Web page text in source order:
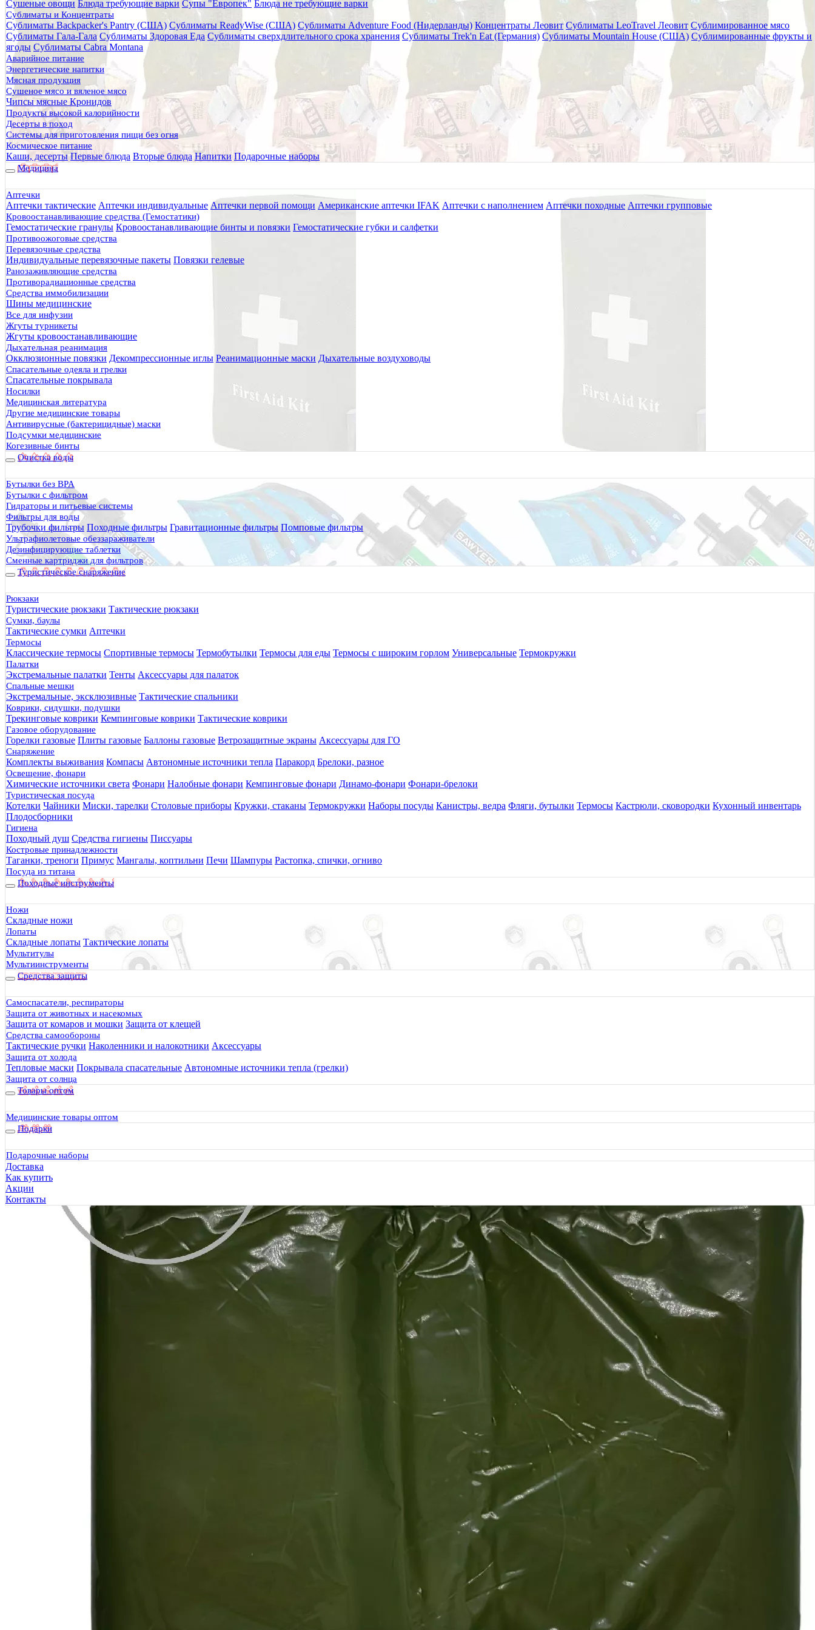
Сушеные овощи Блюда требующие варки Супы "Европек" Блюда не требующие варки
Сублиматы и Концентраты
Сублиматы Backpacker's Pantry (США) Сублиматы ReadyWise (США) Сублиматы Adventure Food (Нидерланды) Концентраты Леовит Сублиматы LeoTravel Леовит Сублимированное мясо
Сублиматы Гала-Гала Сублиматы Здоровая Еда Сублиматы сверхдлительного срока хранения Сублиматы Trek'n Eat (Германия) Сублиматы Mountain House (США) Сублимированные фрукты и
ягоды Сублиматы Cabra Montana
Аварийное питание
Энергетические напитки
Мясная продукция
Сушеное мясо и вяленое мясо
Чипсы мясные Кронидов
Продукты высокой калорийности
Десерты в поход
Системы для приготовления пищи без огня
Космическое питание
Каши, десерты Первые блюда Вторые блюда Напитки Подарочные наборы
Медицина
Аптечки
Аптечки тактические Аптечки индивидуальные Аптечки первой помощи Американские аптечки IFAK Аптечки с наполнением Аптечки походные Аптечки групповые
Кровоостанавливающие средства (Гемостатики)
Гемостатические гранулы Кровоостанавливающие бинты и повязки Гемостатические губки и салфетки
Противоожоговые средства
Перевязочные средства
Индивидуальные перевязочные пакеты Повязки гелевые
Ранозаживляющие средства
Противорадиационные средства
Средства иммобилизации
Шины медицинские
Все для инфузии
Жгуты турникеты
Жгуты кровоостанавливающие
Дыхательная реанимация
Окклюзионные повязки Декомпрессионные иглы Реанимационные маски Дыхательные воздуховоды
Спасательные одеяла и грелки
Спасательные покрывала
Носилки
Медицинская литература
Другие медицинские товары
Антивирусные (бактерицидные) маски
Подсумки медицинские
Когезивные бинты
Очистка воды
Бутылки без BPA
Бутылки с фильтром
Гидраторы и питьевые системы
Фильтры для воды
Трубочки фильтры Походные фильтры Гравитационные фильтры Помповые фильтры
Ультрафиолетовые обеззараживатели
Дезинфицирующие таблетки
Сменные картриджи для фильтров
Туристическое снаряжение
Рюкзаки
Туристические рюкзаки Тактические рюкзаки
Сумки, баулы
Тактические сумки Аптечки
Термосы
Классические термосы Спортивные термосы Термобутылки Термосы для еды Термосы с широким горлом Универсальные Термокружки
Палатки
Экстремальные палатки Тенты Аксессуары для палаток
Спальные мешки
Экстремальные, эксклюзивные Тактические спальники
Коврики, сидушки, подушки
Трекинговые коврики Кемпинговые коврики Тактические коврики
Газовое оборудование
Горелки газовые Плиты газовые Баллоны газовые Ветрозащитные экраны Аксессуары для ГО
Снаряжение
Комплекты выживания Компасы Автономные источники тепла Паракорд Брелоки, разное
Освещение, фонари
Химические источники света Фонари Налобные фонари Кемпинговые фонари Динамо-фонари Фонари-брелоки
Туристическая посуда
Котелки Чайники Миски, тарелки Столовые приборы Кружки, стаканы Термокружки Наборы посуды Канистры, ведра Фляги, бутылки Термосы Кастрюли, сковородки Кухонный инвентарь
Плодосборники
Гигиена
Походный душ Средства гигиены Писсуары
Костровые принадлежности
Таганки, треноги Примус Мангалы, коптильни Печи Шампуры Растопка, спички, огниво
Посуда из титана
Походные инструменты
Ножи
Складные ножи
Лопаты
Складные лопаты Тактические лопаты
Мультитулы
Мультиинструменты
Средства защиты
Самоспасатели, респираторы
Защита от животных и насекомых
Защита от комаров и мошки Защита от клещей
Средства самообороны
Тактические ручки Наколенники и налокотники Аксессуары
Защита от холода
Тепловые маски Покрывала спасательные Автономные источники тепла (грелки)
Защита от солнца
Товары оптом
Медицинские товары оптом
Подарки
Подарочные наборы
Доставка
Как купить
Акции
Контакты
Главная
Каталог товаров
Средства защиты
Защита от холода
Покрывала спасательные
Спасательное термоодеяло-мешок изотермическое со свистком 90*210 (зеленое)
Спасательное термоодеяло-мешок изотермическое со свистком 90*210 (зеленое)